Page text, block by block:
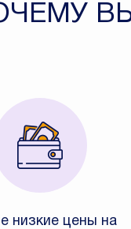
низкие цены на